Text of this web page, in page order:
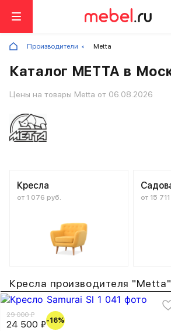
Производители Metta
Каталог METTA в
Цены на товары Metta от 06.08.2026
Кресла
от 1 076 руб. от 15
Кресла производителя "Metta"
29 000 ₽
24 500 ₽-16%